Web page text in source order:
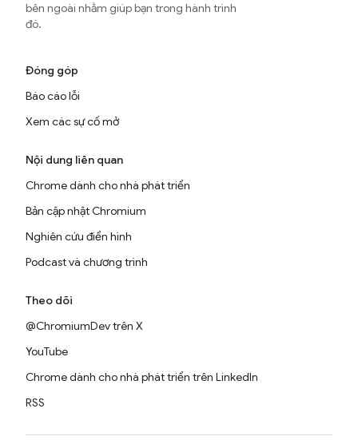
bên ngoài nhằm giúp bạn trong hành trình
đó.
Đóng góp
Báo cáo lỗi
Xem các sự cố mở
Nội dung liên quan
Chrome dành cho nhà phát triển
Bản cập nhật Chromium
Nghiên cứu điển hình
Podcast và chương trình
Theo dõi
@ChromiumDev trên X
YouTube
Chrome dành cho nhà phát triển trên LinkedIn
RSS